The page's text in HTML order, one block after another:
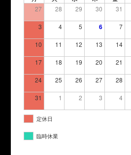
27 28 29 30 31
3 4 5 6 7
10 11 12 13 14
17 18 19 20 21
24 25 26 27 28
31 1 2 3 4
定休日
臨時休業